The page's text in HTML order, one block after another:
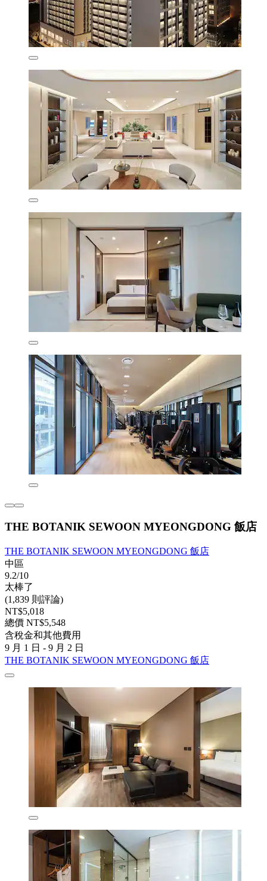
THE BOTANIK SEWOON MYEONGDONG 飯店
THE BOTANIK SEWOON MYEONGDONG 飯店
中區
9.2/10
太棒了
(1,839 則評論)
NT$5,018
總價 NT$5,548
含稅金和其他費用
9 月 1 日 - 9 月 2 日
THE BOTANIK SEWOON MYEONGDONG 飯店